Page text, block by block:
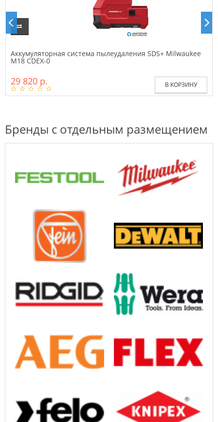
Аккумуляторная система пылеудаления SDS+ Milwaukee
M18 CDEX-0
29 820 р. В КОРЗИНУ
Бренды с отдельным размещением